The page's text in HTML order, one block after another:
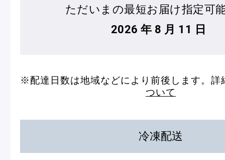
ガイド
ショッピングバッグ
ただいまの最短お届け指定可
2026 年 8 月 11 日
※配達日数は地域などにより前後します。詳
ついて
冷凍配送